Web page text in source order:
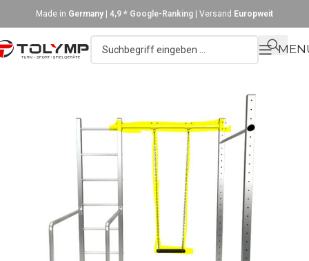
Made in Germany 4,9 * Google-Ranking | Versand Europweit